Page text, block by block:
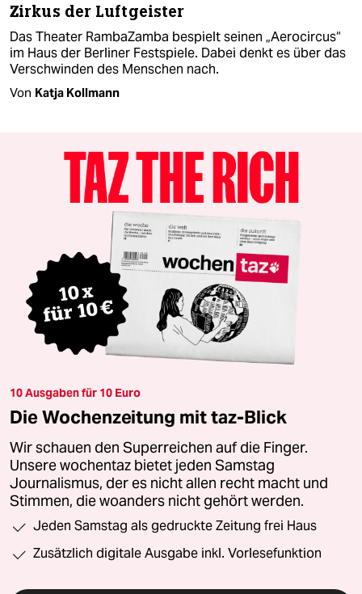
Zirkus der Luftgeister
Das Theater RambaZamba bespielt seinen „Aerocircus“
im Haus der Berliner Festspiele. Dabei denkt es über das
Verschwinden des Menschen nach.
Von Katja Kollmann
10 Ausgaben für 10 Euro
Die Wochenzeitung mit taz-Blick
Wir schauen den Superreichen auf die Finger.
Unsere wochentaz bietet jeden Samstag
Journalismus, der es nicht allen recht macht und
Stimmen, die woanders nicht gehört werden.
Jeden Samstag als gedruckte Zeitung frei Haus
Zusätzlich digitale Ausgabe inkl. Vorlesefunktion